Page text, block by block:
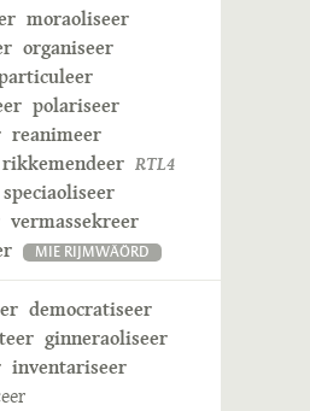
moraoliseer
organiseer
polariseer
reanimeer
rikkemendeer RTL4
speciaoliseer
vermassekreer
MIE RIJMWÄÖRD
democratiseer
ginneraoliseer
inventariseer